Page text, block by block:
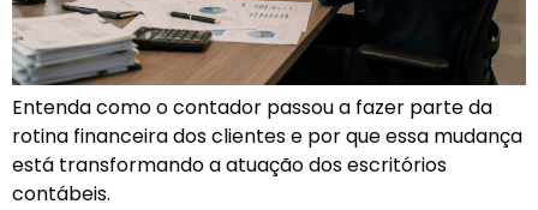
Entenda como o contador passou a fazer parte da
rotina financeira dos clientes e por que essa mudança
está transformando a atuação dos escritórios
contábeis.